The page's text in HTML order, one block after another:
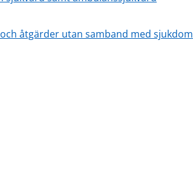
åtgärder utan samband med sjukdom